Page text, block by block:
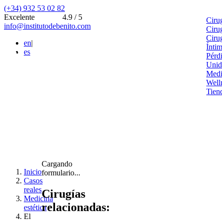
(+34) 932 53 02 82
Excelente
4.9 / 5
info@institutodebenito.com
en|
es
Inicio
Casos
reales
Medicina
estética
El
Cargando
formulario...
Cirugías
relacionadas: